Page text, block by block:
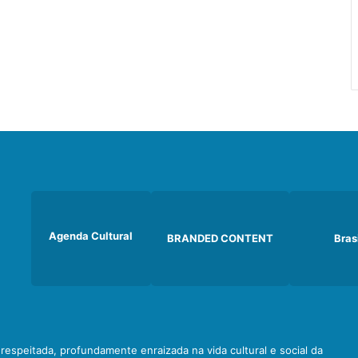
Agenda Cultural BRANDED CONTENT
profundamente enraizada na vida cultural e social da